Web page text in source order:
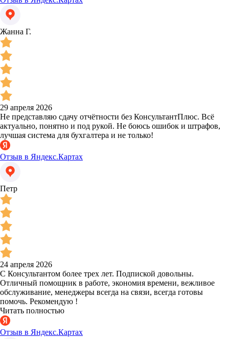
Жанна Г.
29 апреля 2026
Не представляю сдачу отчётности без КонсультантПлюс. Всё
актуально, понятно и под рукой. Не боюсь ошибок и штрафов,
лучшая система для бухгалтера и не только!
Отзыв в Яндекс.Картах
Петр
24 апреля 2026
С Консультантом более трех лет. Подпиской довольны.
Отличный помощник в работе, экономия времени, вежливое
обслуживание, менеджеры всегда на связи, всегда готовы
помочь. Рекомендую !
Читать полностью
Отзыв в Яндекс.Картах